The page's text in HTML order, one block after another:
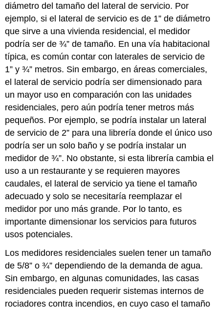
diámetro del tamaño del lateral de servicio. Por
ejemplo, si el lateral de servicio es de 1” de diámetro
que sirve a una vivienda residencial, el medidor
podría ser de ¾” de tamaño. En una vía habitacional
típica, es común contar con laterales de servicio de
1” y ¾” metros. Sin embargo, en áreas comerciales,
el lateral de servicio podría ser dimensionado para
un mayor uso en comparación con las unidades
residenciales, pero aún podría tener metros más
pequeños. Por ejemplo, se podría instalar un lateral
de servicio de 2” para una librería donde el único uso
podría ser un solo baño y se podría instalar un
medidor de ¾”. No obstante, si esta librería cambia el
uso a un restaurante y se requieren mayores
caudales, el lateral de servicio ya tiene el tamaño
adecuado y solo se necesitaría reemplazar el
medidor por uno más grande. Por lo tanto, es
importante dimensionar los servicios para futuros
usos potenciales.
Los medidores residenciales suelen tener un tamaño
de 5/8” o ¾” dependiendo de la demanda de agua.
Sin embargo, en algunas comunidades, las casas
residenciales pueden requerir sistemas internos de
rociadores contra incendios, en cuyo caso el tamaño